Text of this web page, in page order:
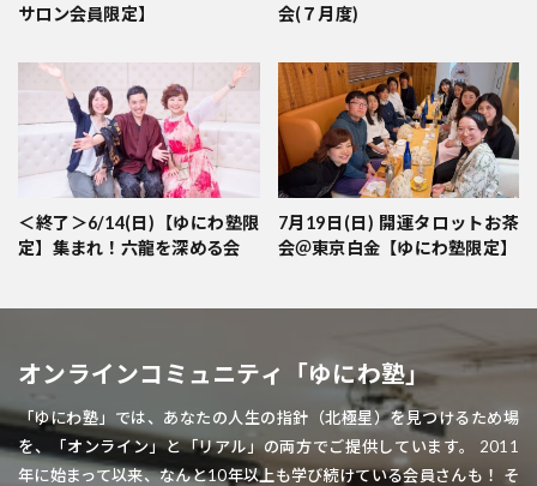
サロン会員限定】
会(７月度)
＜終了＞6/14(日)【ゆにわ塾限
定】集まれ！六龍を深める会
7月19日(日) 開運タロットお茶
会＠東京白金【ゆにわ塾限定】
オンラインコミュニティ「ゆにわ塾」
「ゆにわ塾」では、あなたの人生の指針（北極星）を見つけるため場
を、「オンライン」と「リアル」の両方でご提供しています。 2011
年に始まって以来、なんと10年以上も学び続けている会員さんも！ そ